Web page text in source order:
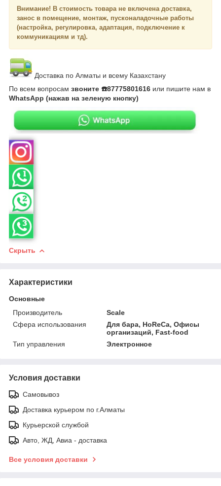
Внимание! В стоимость товара не включена доставка,
занос в помещение, монтаж, пусконаладочные работы
(настройка, регулировка, адаптация, подключение к
коммуникациям и тд).
Доставка по Алматы и всему Казахстану
По всем вопросам звоните ☎️87775801616 или пишите нам в
WhatsApp (нажав на зеленую кнопку)
Скрыть
Характеристики
Основные
Производитель
Scale
Сфера использования
Для бара, HoReCa, Офисы
организаций, Fast-food
Тип управления
Электронное
Условия доставки
Самовывоз
Доставка курьером по г.Алматы
Курьерской службой
Авто, ЖД, Авиа - доставка
Все условия доставки